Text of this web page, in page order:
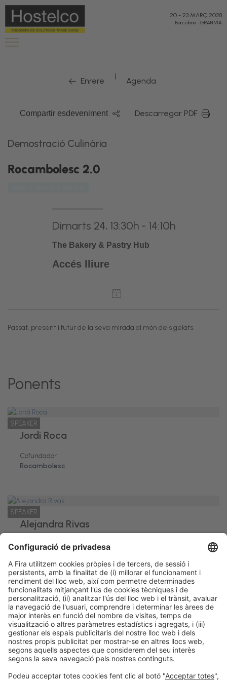
20 - 23 MARÇ 2028
Barcelona-GRAN VIA
Enrere | Agenda
Compartir esdeveniment Descarregar PDF
Demostració Culinària
Rocambolesc 2.0
Dimarts 24, 13:30h - 14:10h
The Bakery & Pastry Hub
Accés lliure
Passat, present i futur de la seva mirada al món dels gelats.
Ponents
SPEAKER
Jordi Roca
Cofundador
Rocambolesc
SPEAKER
Alejandra Rivas
Cofundadora
Rocambolesc
Informació legalAvís legal Política de privacitatPolítica de cookies